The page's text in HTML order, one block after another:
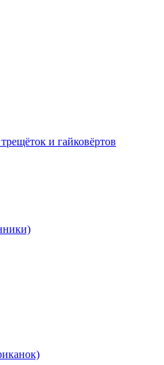
и гайковёртов